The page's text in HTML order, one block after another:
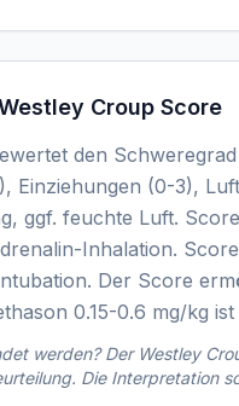
Croup Score
den
Einziehungen (0-3),
ggf. feuchte Luft.
Inhalation.
Der Score
0.15-0.6 mg/kg
werden? Der Westley
Die Interpretation